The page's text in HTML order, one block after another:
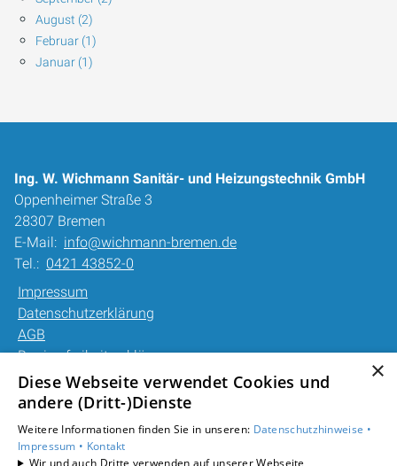
August (2)
Februar (1)
Januar (1)
Ing. W. Wichmann Sanitär- und Heizungstechnik GmbH
Oppenheimer Straße 3
28307 Bremen
E-Mail: info@wichmann-bremen.de
Tel.: 0421 43852-0
Impressum
Datenschutzerklärung
AGB
Barrierefreiheitserklärung
Unsere Bereiche
Gewerbekunden
Karriere
×
Diese Webseite verwendet Cookies und
andere (Dritt-)Dienste
Weitere Informationen finden Sie in unseren: Datenschutzhinweise •
Impressum • Kontakt
Wir und auch Dritte verwenden auf unserer Webseite